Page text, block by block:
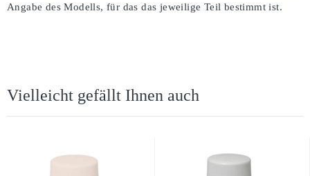
Angabe des Modells, für das das jeweilige Teil bestimmt ist.
Vielleicht gefällt Ihnen auch